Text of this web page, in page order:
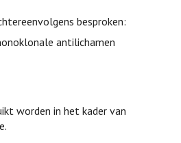
besproken:
antilichamen
worden in het kader van